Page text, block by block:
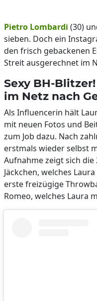
Pietro Lombardi (30)
sieben. Doch ein
den frisch gebackenen
Streit ausgerechnet im
Sexy BH-
im Netz nach
Als Influencerin hält
mit neuen Fotos und
zum Job dazu. Nach
erstmals wieder selbst
Aufnahme zeigt sich
Jäckchen, welches
erste freizügige
Romeo, welches Laura